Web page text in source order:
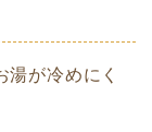
が冷めにく